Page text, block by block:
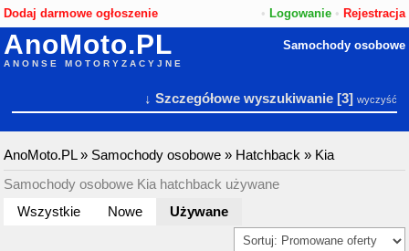
Dodaj darmowe ogłoszenie • Logowanie• Rejestracja
AnoMoto.PL
ANONSE MOTORYZACYJNE
Samochody osobowe
↓ Szczegółowe wyszukiwanie[3] wyczyść
AnoMoto.PL» Samochody osobowe » Hatchback » Kia
Samochody osobowe Kia hatchback używane
Wszystkie
Nowe Używane